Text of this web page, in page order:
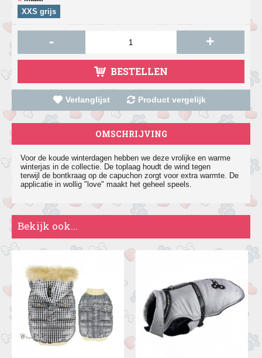
XXS grijs
- +
BESTELLEN
Verlanglijst Product vergelijk
OMSCHRIJVING
Voor de koude winterdagen hebben we deze vrolijke en warme
winterjas in de collectie. De toplaag houdt de wind tegen
terwijl de bontkraag op de capuchon zorgt voor extra warmte. De
applicatie in wollig "love" maakt het geheel speels.
Bekijk ook...